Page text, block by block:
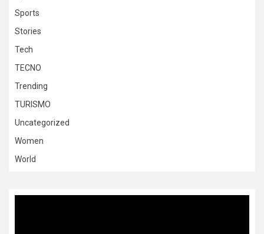
Sports
Stories
Tech
TECNO
Trending
TURISMO
Uncategorized
Women
World